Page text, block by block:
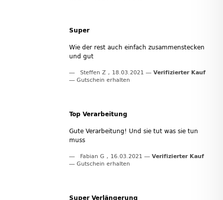
Super
Wie der rest auch einfach zusammenstecken
und gut
Steffen Z , 18.03.2021
Verifizierter Kauf
Gutschein erhalten
Top Verarbeitung
Gute Verarbeitung! Und sie tut was sie tun
muss
Fabian G , 16.03.2021
Verifizierter Kauf
Gutschein erhalten
Super Verlängerung